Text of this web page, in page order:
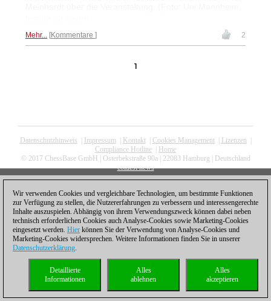
Mehr... Kommentare 2
1
Datenschutzhinweis Impressum| Kontakt| Cookies Management| Lizenzen
Compliance Hotline
Home
© 2017 ChessBase GmbH | Osterbekstraße 90a | 22083 Hamburg | Deutschland
coldest news
Wir verwenden Cookies und vergleichbare Technologien, um bestimmte Funktionen
zur Verfügung zu stellen, die Nutzererfahrungen zu verbessern und interessengerechte
Inhalte auszuspielen. Abhängig von ihrem Verwendungszweck können dabei neben
technisch erforderlichen Cookies auch Analyse-Cookies sowie Marketing-Cookies
eingesetzt werden. Hier können Sie der Verwendung von Analyse-Cookies und
Marketing-Cookies widersprechen. Weitere Informationen finden Sie in unserer
Datenschutzerklärung.
Alles
akzeptieren
Alles
ablehnen
Detaillierte
Informationen